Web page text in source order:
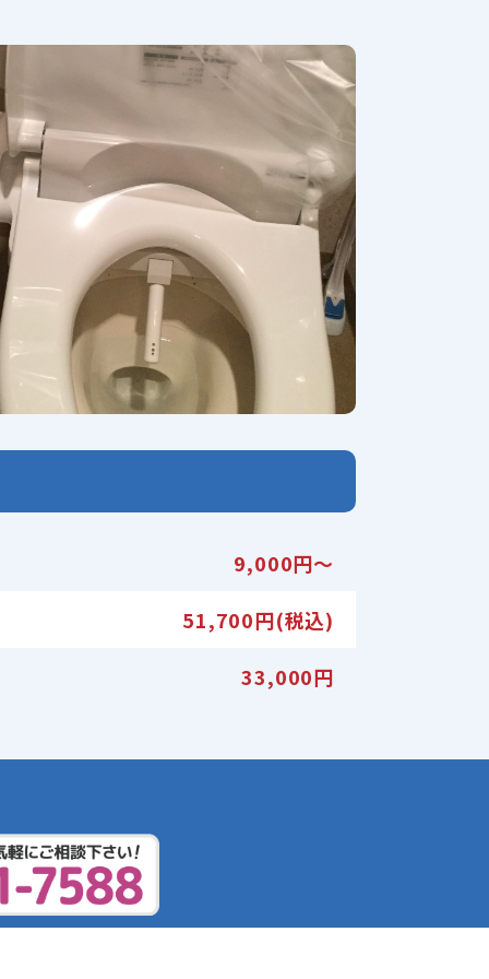
9,000円〜
51,700円(税込)
33,000円